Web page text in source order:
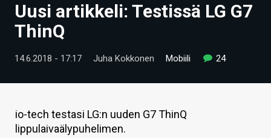
UUTISET
TIETOA
Uusi artikkeli: Testissä LG G7
ThinQ
14.6.2018 - 17:17 Juha Kokkonen Mobiili 24
io-tech testasi LG:n uuden G7 ThinQ
lippulaivaälypuhelimen.